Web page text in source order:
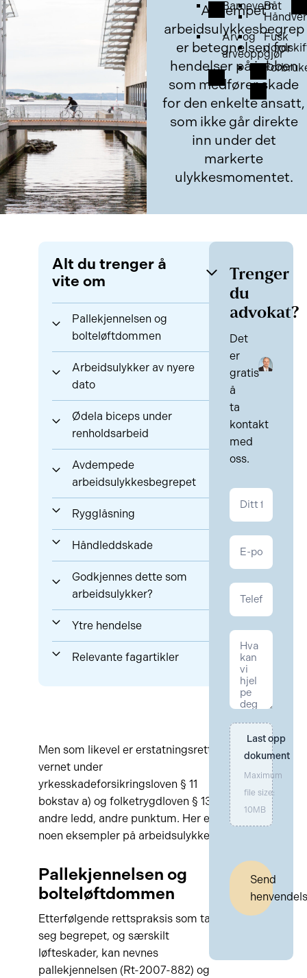
Barnevern
Arv og
arveoppgjør
Båt
Fusk
Avdempet
arbeidsulykkesbegrep
er betegnelsen for
hendelser på jobben
som medfører skade
for den enkelte ansatt,
som ikke går direkte
inn under det
markerte
ulykkesmomentet.
Alt du trenger å
vite om
Pallekjennelsen og
bolteløftdommen
Arbeidsulykker av nyere
dato
Ødela biceps under
renholdsarbeid
Avdempede
arbeidsulykkesbegrepet
Rygglåsning
Håndleddskade
Godkjennes dette som
arbeidsulykker?
Ytre hendelse
Relevante fagartikler
Men som likevel er erstatningsrettslig
vernet under
yrkesskadeforsikringsloven § 11
bokstav a) og folketrygdloven § 13-3
andre ledd, andre punktum. Her er
noen eksempler på arbeidsulykker:
Pallekjennelsen og
bolteløftdommen
Etterfølgende rettspraksis som tar for
seg begrepet, og særskilt
løfteskader, kan nevnes
pallekjennelsen (Rt-2007-882) og
Trenger
du
advokat?
Det
er
gratis
å
ta
kontakt
med
oss.
Kontakt
Last opp
dokument
Maximum
file size:
10MB
Send